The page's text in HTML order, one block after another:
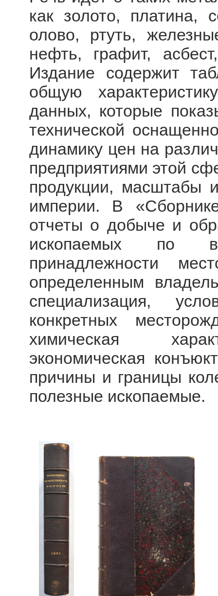
как золото, платина,
олово, ртуть,
нефть, графит,
Издание содержит
общую
данных, которые
технической
динамику цен на
предприятиями этой
продукции, масштабы
империи. В
отчеты о добыче и
ископаемых по
принадлежности
определенным
специализация,
конкретных
химическая
экономическая
причины и границы
полезные ископаемые.